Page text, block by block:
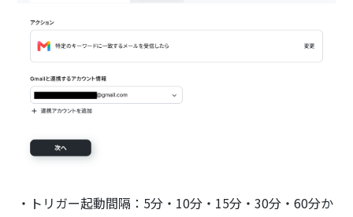
・トリガー起動間隔：5分・10分・15分・30分・60分か